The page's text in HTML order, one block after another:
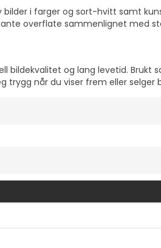
i farger og sort-hvitt samt
overflate sammenlignet med
bildekvalitet og lang levetid.
trygg når du viser frem eller selger